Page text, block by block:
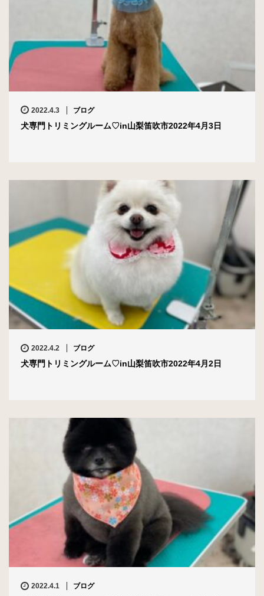
2022.4.3 ブログ
犬専門トリミングルーム♡in山梨笛吹市2022年4月3日
2022.4.2 ブログ
犬専門トリミングルーム♡in山梨笛吹市2022年4月2日
2022.4.1 ブログ